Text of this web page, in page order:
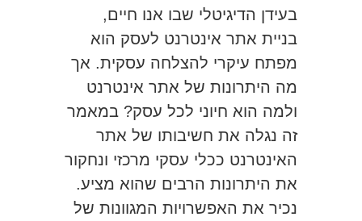
בעידן הדיגיטלי שבו אנו חיים,
בניית אתר אינטרנט לעסק הוא
מפתח עיקרי להצלחה עסקית. אך
מה היתרונות של אתר אינטרנט
ולמה הוא חיוני לכל עסק? במאמר
זה נגלה את חשיבותו של אתר
האינטרנט ככלי עסקי מרכזי ונחקור
את היתרונות הרבים שהוא מציע.
נכיר את האפשרויות המגוונות של